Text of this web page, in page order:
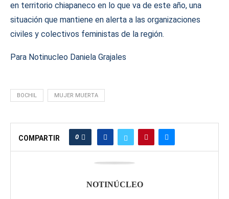
en territorio chiapaneco en lo que va de este año, una
situación que mantiene en alerta a las organizaciones
civiles y colectivos feministas de la región.
Para Notinucleo Daniela Grajales
BOCHIL MUJER MUERTA
COMPARTIR 0
NOTINÚCLEO